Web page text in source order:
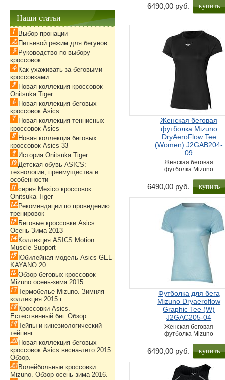
6490,00 руб. купить
Женская беговая
футболка Mizuno
DryAeroFlow Tee
(Women) J2GAB204-
09
Женская беговая
футболка Mizuno
6490,00 руб. купить
Футболка для бега
Mizuno Dryaeroflow
Graphic Tee (W)
J2GAC205-04
Женская беговая
футболка Mizuno
6490,00 руб. купить
Наши статьи
Выбор пронации
Питьевой режим для бегунов
Руководство по выбору
кроссовок
Как ухаживать за беговыми
кроссовками
Новая коллекция кроссовок
Onitsuka Tiger
Новая коллекция беговых
кроссовок Asics
Новая коллекция теннисных
кроссовок Asics
Новая коллекция беговых
кроссовок Asics 33
История Onitsuka Tiger
Детская обувь ASICS:
технологии, преимущества и
особенности
серия Mexico кроссовок
Onitsuka Tiger
Рекомендации по проведению
тренировок
Беговые кроссовки Asics
Осень-Зима 2013
Коллекция ASICS Motion
Muscle Support
Юбилейная модель Asics GEL-
KAYANO 20
Обзор беговых кроссовок
Mizuno осень-зима 2015
Термобелье Mizuno. Зимняя
коллекция 2015 г.
Кроссовки Asics.
Естественный бег. Обзор.
Тейпы и кинезиологический
тейпинг.
Новая коллекция беговых
кроссовок Asics весна-лето 2015.
Обзор.
Волейбольные кроссовки
Mizuno. Обзор осень-зима 2016.